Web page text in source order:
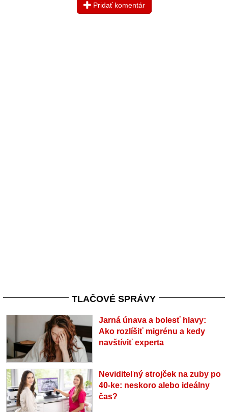
Pridať komentár
TLAČOVÉ SPRÁVY
Jarná únava a bolesť hlavy:
Ako rozlíšiť migrénu a kedy
navštíviť experta
Neviditeľný strojček na zuby po
40-ke: neskoro alebo ideálny
čas?